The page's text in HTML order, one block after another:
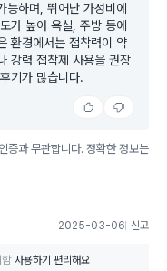
능하며, 뛰어난 가성비에
가 높아 욕실, 주방 등에
환경에서는 접착력이 약
강력 접착제 사용을 권장
기가 많습니다.
증과 무관합니다. 정확한 정보는
2025-03-06 신고
함 사용하기 편리해요